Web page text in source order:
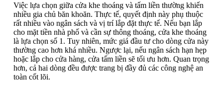
Việc lựa chọn giữa cửa khe thoáng và tấm liền thường khiến
nhiều gia chủ băn khoăn. Thực tế, quyết định này phụ thuộc
rất nhiều vào ngân sách và vị trí lắp đặt thực tế. Nếu bạn lắp
cho mặt tiền nhà phố và cần sự thông thoáng, cửa khe thoáng
là lựa chọn số 1. Tuy nhiên, mức giá đầu tư cho dòng cửa này
thường cao hơn khá nhiều. Ngược lại, nếu ngân sách hạn hẹp
hoặc lắp cho cửa hàng, cửa tấm liền sẽ tối ưu hơn. Quan trọng
hơn, cả hai dòng đều được trang bị đầy đủ các công nghệ an
toàn cốt lõi.